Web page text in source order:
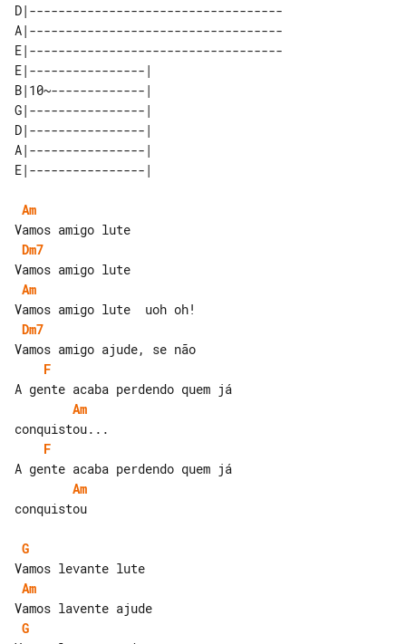
D|-----------------------------------
A|-----------------------------------
E|-----------------------------------
E|----------------|
B|10~-------------|
G|----------------|
D|----------------|
A|----------------|
Am
Dm7
Am
Dm7
F
Am
F
Am
conquistou
G
Am
G